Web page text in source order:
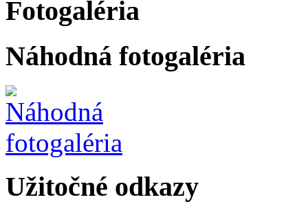
Fotogaléria
Náhodná fotogaléria
Užitočné odkazy